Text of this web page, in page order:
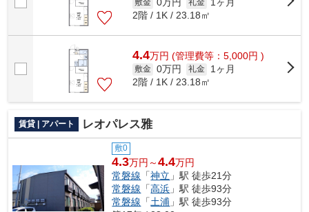
敷金 0万円 礼金
1ヶ月
2階 / 1K / 23.18㎡
4.4万円 (管理費等：5,000円 )
敷金 0万円 礼金
1ヶ月
2階 / 1K / 23.18㎡
賃貸 | アパート レオパレス雅
敷0
4.3万円～4.4万円
常磐線 「神立 」駅 徒歩21分
常磐線 「高浜 」駅 徒歩93分
常磐線 「土浦 」駅 徒歩93分